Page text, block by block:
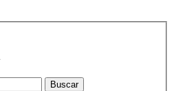
Buscar